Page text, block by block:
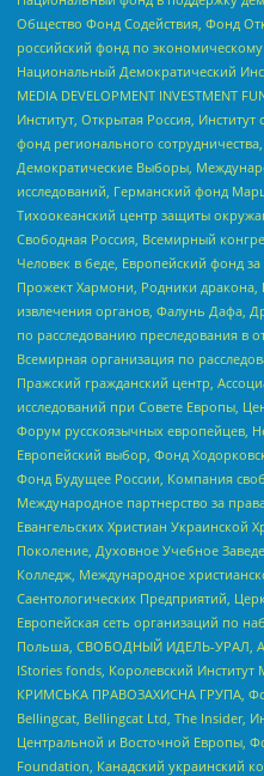
Общество Фонд Содействия, Фонд
российский фонд по
Национальный Демократический
MEDIA DEVELOPMENT INVESTMENT
Институт, Открытая Россия,
фонд регионального
Демократические Выборы,
исследований, Германский фонд
Тихоокеанский центр защиты
Свободная Россия, Всемирный
Человек в беде, Европейский фонд
Прожект Хармони, Родники дракона,
извлечения органов, Фалунь Дафа,
по расследованию преследования в
Всемирная организация по
Пражский гражданский центр,
исследований при Совете Европы,
Форум русскоязычных европейцев,
Европейский выбор, Фонд
Фонд Будущее России, Компания
Международное партнерство за
Евангельских Христиан Украинской
Поколение, Духовное Учебное
Колледж, Международное
Саентологических Предприятий,
Европейская сеть организаций по
Польша, СВОБОДНЫЙ ИДЕЛЬ-УРАЛ,
IStories fonds, Королевский
КРИМСЬКА ПРАВОЗАХИСНА ГРУПА,
Bellingcat, Bellingcat Ltd, The Insider,
Центральной и Восточной Европы,
Foundation, Канадский украинский